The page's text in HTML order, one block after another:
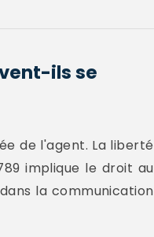
ils se
de l'agent. La liberté
implique le droit au
la communication